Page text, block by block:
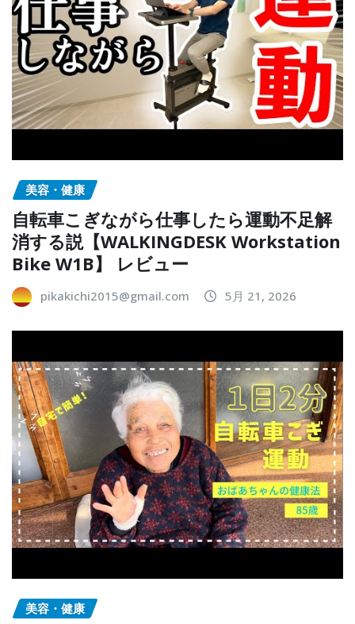
美容・健康
自転車こぎながら仕事したら運動不足解
消する説【WALKINGDESK Workstation
Bike W1B】 レビュー
pikakichi2015@gmail.com 5月 21, 2026
美容・健康